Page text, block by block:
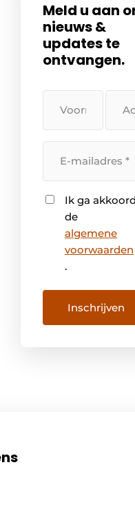
Meld u aan
nieuws &
updates te
ontvangen.
voornaam
mailadres
Instemming
Ik ga
de
algemene
voorwaarden
.